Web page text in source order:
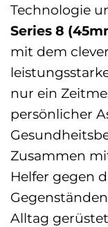
Technologie
Series 8
mit dem
nur ein
persönlicher
Zusammen
Helfer gegen
Alltag